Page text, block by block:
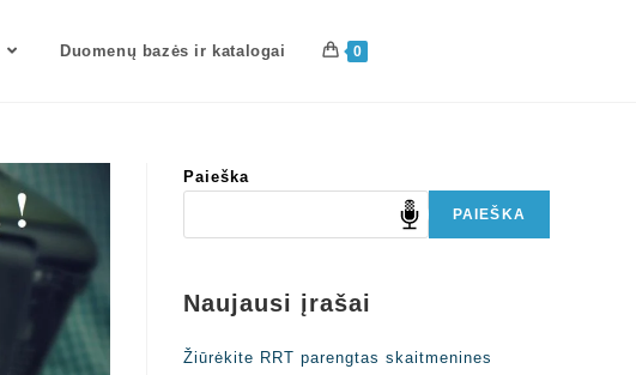
Duomenų bazės ir katalogai 0
Paieška
PAIEŠKA
Naujausi įrašai
Žiūrėkite RRT parengtas skaitmenines